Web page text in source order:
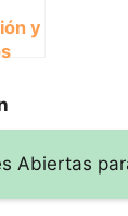
y
Abiertas